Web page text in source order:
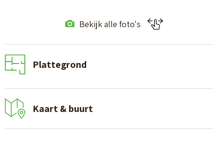
Bekijk alle foto's
Plattegrond
Kaart & buurt